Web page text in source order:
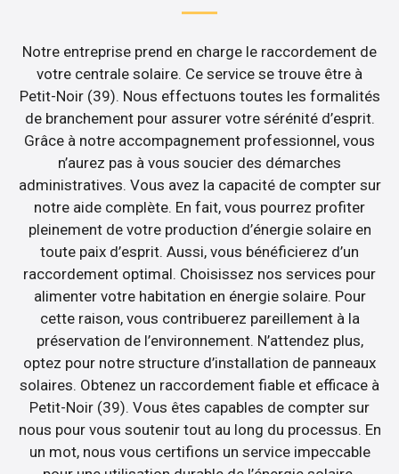
Notre entreprise prend en charge le raccordement de
votre centrale solaire. Ce service se trouve être à
Petit-Noir (39). Nous effectuons toutes les formalités
de branchement pour assurer votre sérénité d’esprit.
Grâce à notre accompagnement professionnel, vous
n’aurez pas à vous soucier des démarches
administratives. Vous avez la capacité de compter sur
notre aide complète. En fait, vous pourrez profiter
pleinement de votre production d’énergie solaire en
toute paix d’esprit. Aussi, vous bénéficierez d’un
raccordement optimal. Choisissez nos services pour
alimenter votre habitation en énergie solaire. Pour
cette raison, vous contribuerez pareillement à la
préservation de l’environnement. N’attendez plus,
optez pour notre structure d’installation de panneaux
solaires. Obtenez un raccordement fiable et efficace à
Petit-Noir (39). Vous êtes capables de compter sur
nous pour vous soutenir tout au long du processus. En
un mot, nous vous certifions un service impeccable